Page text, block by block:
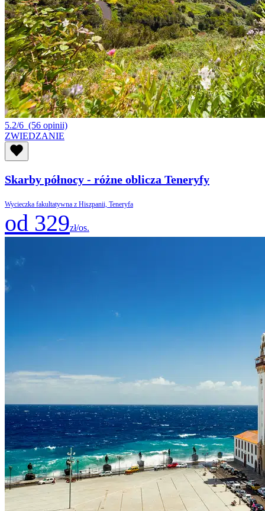
5.2/6 (56 opinii)
ZWIEDZANIE
Skarby północy - różne oblicza Teneryfy
Wycieczka fakultatywna z Hiszpanii, Teneryfa
od 329zł/os.